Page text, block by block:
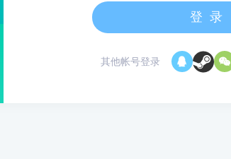
登录
其他帐号登录  